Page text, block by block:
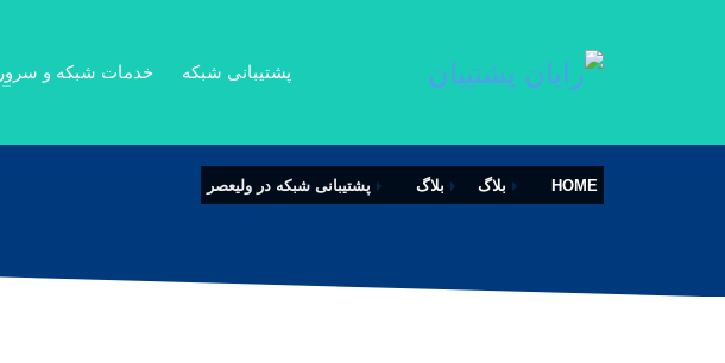
پشتیبانی شبکه خدمات شبکه و سرور
HOME بلاگ بلاگ پشتیبانی شبکه در ولیعصر